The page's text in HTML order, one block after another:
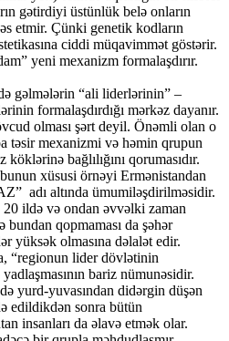
gətirdiyi üstünlük belə onların
etmir. Çünki genetik kodların
ciddi müqavimmət göstərir.
yeni mexanizm formalaşdırır.
gəlmələrin “ali liderlərinin” –
formalaşdırdığı mərkəz dayanır.
olması şərt deyil. Önəmli olan o
təsir mexanizmi və həmin qrupun
bağlılığını qorumasıdır.
xüsusi örnəyi Ermənistandan
adı altında ümumiləşdirilməsidir.
ildə və ondan əvvəlki zaman
qopmaması da şəhər
yüksək olmasına dəlalət edir.
“regionun lider dövlətinin
bariz nümunəsidir.
yurd-yuvasından didərgin düşən
edildikdən sonra bütün
insanları da əlavə etmək olar.